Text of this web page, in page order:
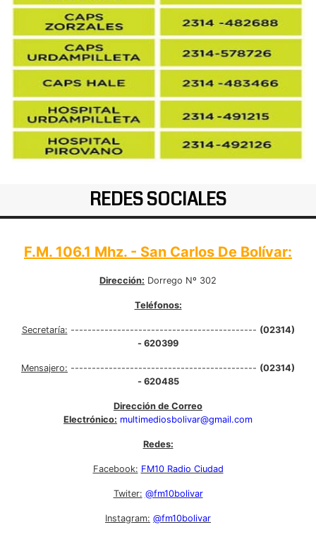
REDES SOCIALES
F.M. 106.1 Mhz. - San Carlos De Bolívar:
Dirección: Dorrego Nº 302
Teléfonos:
Secretaría: -------------------------------------------- (02314)
- 620399
Mensajero: -------------------------------------------- (02314)
- 620485
Dirección de Correo
Electrónico: multimediosbolivar@gmail.com
Redes:
Facebook: FM10 Radio Ciudad
Twiter: @fm10bolivar
Instagram: @fm10bolivar